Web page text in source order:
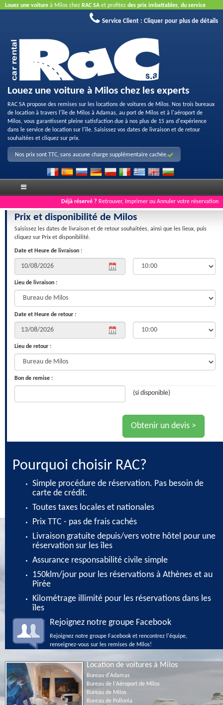
Louez une voiture à Milos chez RAC SA et profitez des prix imbattables, du service
de la bonne qualité des véhicules loués
La carte de crédit n'est pas nécessaire.
Service Client : Cliquer pour plus de détails
Louez une voiture à Milos chez les experts
RAC SA propose des remises sur les locations de voitures de Milos. Nos trois bureaux
de location à travers l'île de Milos à Adamas, au port de Milos et à l'aéroport de
Milos, vous garantissent pleine satisfaction due à nos plus de 15 ans d'expérience
dans le service de location sur l'île. Saisissez vos dates de livraison et de retour
souhaitées et cliquez sur prix.
Nos prix sont TTC, sans aucune charge supplémentaire cachée.
Déjà réservé ? Retrouver, Imprimer ou Annuler votre réservation
Prix et disponibilité de Milos
Saisissez les dates de livraison et de retour souhaitées, ainsi que les lieux, puis
cliquez sur Prix et disponibilité.
Date et Heure de livraison :
Lieu de livraison :
Date et Heure de retour :
Lieu de retour :
Bon de remise :
(si disponible)
Pourquoi choisir RAC?
Simple procédure de réservation. Pas besoin de
carte de crédit.
Toutes taxes locales et nationales
Prix TTC - pas de frais cachés
Livraison gratuite depuis/vers votre hôtel pour une
réservation sur les îles
Assurance responsabilité civile simple
150klm/jour pour les réservations à Athènes et au
Pirée
Kilométrage illimité pour les réservations dans les
îles
Rejoignez notre groupe Facebook
Rejoignez notre groupe Facebook et rencontrez l'équipe,
renseignez-vous sur les remises de Milos!
Location de voitures à Milos
Bureau d'Adamas
Bureau de l'Aéroport de Milos
Bureau de Milos
Bureau de Pollonia